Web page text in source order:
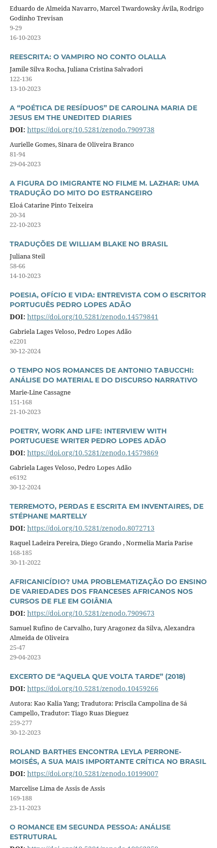
Eduardo de Almeida Navarro, Marcel Twardowsky Ávila, Rodrigo
Godinho Trevisan
9-29
16-10-2023
REESCRITA: O VAMPIRO NO CONTO OLALLA
Jamile Silva Rocha, Juliana Cristina Salvadori
122-136
13-10-2023
A “POÉTICA DE RESÍDUOS” DE CAROLINA MARIA DE
JESUS EM THE UNEDITED DIARIES
DOI: https://doi.org/10.5281/zenodo.7909738
Aurielle Gomes, Sinara de Oliveira Branco
81-94
29-04-2023
A FIGURA DO IMIGRANTE NO FILME M. LAZHAR: UMA
TRADUÇÃO DO MITO DO ESTRANGEIRO
Eloá Catarine Pinto Teixeira
20-34
22-10-2023
TRADUÇÕES DE WILLIAM BLAKE NO BRASIL
Juliana Steil
58-66
14-10-2023
POESIA, OFÍCIO E VIDA: ENTREVISTA COM O ESCRITOR
PORTUGUÊS PEDRO LOPES ADÃO
DOI: https://doi.org/10.5281/zenodo.14579841
Gabriela Lages Veloso, Pedro Lopes Adão
e2201
30-12-2024
O TEMPO NOS ROMANCES DE ANTONIO TABUCCHI:
ANÁLISE DO MATERIAL E DO DISCURSO NARRATIVO
Marie-Line Cassagne
151-168
21-10-2023
POETRY, WORK AND LIFE: INTERVIEW WITH
PORTUGUESE WRITER PEDRO LOPES ADÃO
DOI: https://doi.org/10.5281/zenodo.14579869
Gabriela Lages Veloso, Pedro Lopes Adão
e6192
30-12-2024
TERREMOTO, PERDAS E ESCRITA EM INVENTAIRES, DE
STÉPHANE MARTELLY
DOI: https://doi.org/10.5281/zenodo.8072713
Raquel Ladeira Pereira, Diego Grando , Normelia Maria Parise
168-185
30-11-2022
AFRICANICÍDIO? UMA PROBLEMATIZAÇÃO DO ENSINO
DE VARIEDADES DOS FRANCESES AFRICANOS NOS
CURSOS DE FLE EM GOIÂNIA
DOI: https://doi.org/10.5281/zenodo.7909673
Samuel Rufino de Carvalho, Iury Aragonez da Silva, Alexandra
Almeida de Oliveira
25-47
29-04-2023
EXCERTO DE “AQUELA QUE VOLTA TARDE” (2018)
DOI: https://doi.org/10.5281/zenodo.10459266
Autora: Kao Kalia Yang; Tradutora: Priscila Campolina de Sá
Campello, Tradutor: Tiago Ruas Dieguez
259-277
30-12-2023
ROLAND BARTHES ENCONTRA LEYLA PERRONE-
MOISÉS, A SUA MAIS IMPORTANTE CRÍTICA NO BRASIL
DOI: https://doi.org/10.5281/zenodo.10199007
Marcelise Lima de Assis de Assis
169-188
23-11-2023
O ROMANCE EM SEGUNDA PESSOA: ANÁLISE
ESTRUTURAL